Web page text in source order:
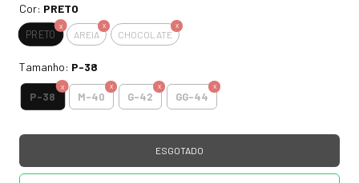
Cor: PRETO
PRETO AREIA CHOCOLATE
Tamanho: P-38
P-38 M-40 G-42 GG-44